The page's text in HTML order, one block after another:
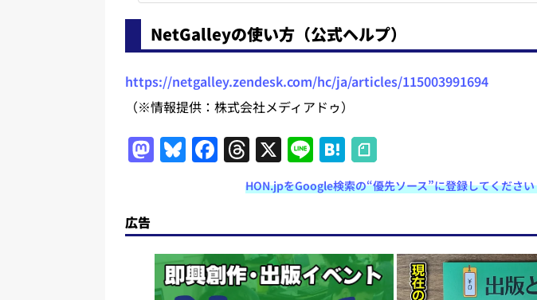
NetGalleyの使い方（公式ヘルプ）
https://netgalley.zendesk.com/hc/ja/articles/115003991694
（※情報提供：株式会社メディアドゥ）
M
a
o
d
o
Bl
u
s
k
y
F
a
e
b
o
T
h
re
a
d
s
X Li
n
e
H
at
e
n
a
HON.jpをGoogle検索の“優先ソース”に登録してください
広告